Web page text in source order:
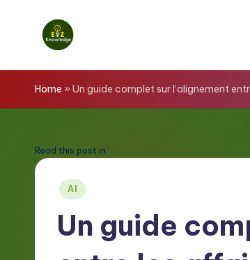
E
z
n
w
Home » Un guide complet sur l’alignement
Read this post in:
Posted
AI
Un guide